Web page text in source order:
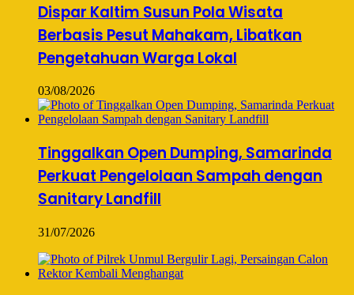
Dispar Kaltim Susun Pola Wisata
Berbasis Pesut Mahakam, Libatkan
Pengetahuan Warga Lokal
03/08/2026
Tinggalkan Open Dumping, Samarinda
Perkuat Pengelolaan Sampah dengan
Sanitary Landfill
31/07/2026